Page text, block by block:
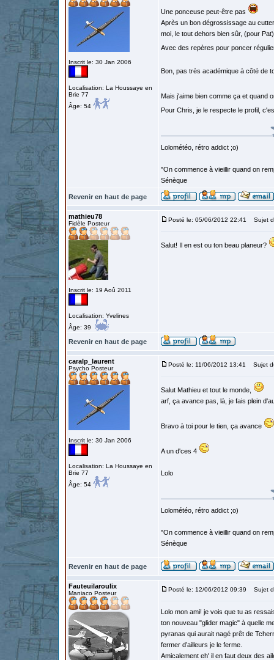
Inscrit le: 30 Jan 2006
Localisation: La Houssaye en
Brie 77
Âge: 54
Une ponceuse peut-être pas
Après un bon dégrossissage au
moi, le tout dehors bien sûr, (pour
Avec des repères pour poncer
Bon, pas très académique à côté de
Mais j'aime bien comme ça et quand
Pour Chris, je le respecte le profil,
Lolométéo, rétro addict ;o)
"On commence à vieillir quand on
Sénèque
Revenir en haut de page
mathieu78
Fidèle Posteur
Inscrit le: 19 Aoû 2011
Localisation: Yvelines
Âge: 39
Posté le: 05/06/2012 22:41 Sujet
Salut! Il en est ou ton beau planeur?
Revenir en haut de page
caralp_laurent
Psycho Posteur
Inscrit le: 30 Jan 2006
Localisation: La Houssaye en
Brie 77
Âge: 54
Posté le: 11/06/2012 13:41 Sujet
Salut Mathieu et tout le monde,
arf, ça avance pas, là, je fais plein
Bravo à toi pour le tien, ça avance
A un d'ces 4
Lolo
Lolométéo, rétro addict ;o)
"On commence à vieillir quand on
Sénèque
Revenir en haut de page
Fauteuilaroulix
Maniaco Posteur
Posté le: 12/06/2012 09:39 Sujet
Lolo mon ami! je vois que tu as
ton nouveau "glider magic" à quelle
pyranas qui aurait nagé prêt de
fermer d’ailleurs je le ferme.
Amicalement eh' il en faut deux des